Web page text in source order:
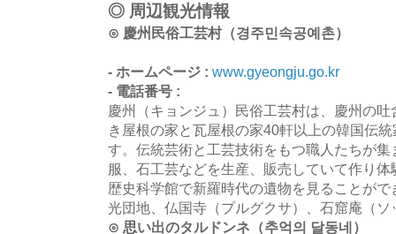
◎ 周辺観光情報
⊙ 慶州民俗工芸村（경주민속공예촌）
- ホームページ : www.gyeongju.go.kr
- 電話番号 :
慶州（キョンジュ）民俗工芸村は、慶州の
き屋根の家と瓦屋根の家40軒以上の韓国伝
す。伝統芸術と工芸技術をもつ職人たちが
服、石工芸などを生産、販売していて作り
歴史科学館で新羅時代の遺物を見ることが
光団地、仏国寺（プルグクサ）、石窟庵（
⊙ 思い出のタルドンネ（추억의 달동네）